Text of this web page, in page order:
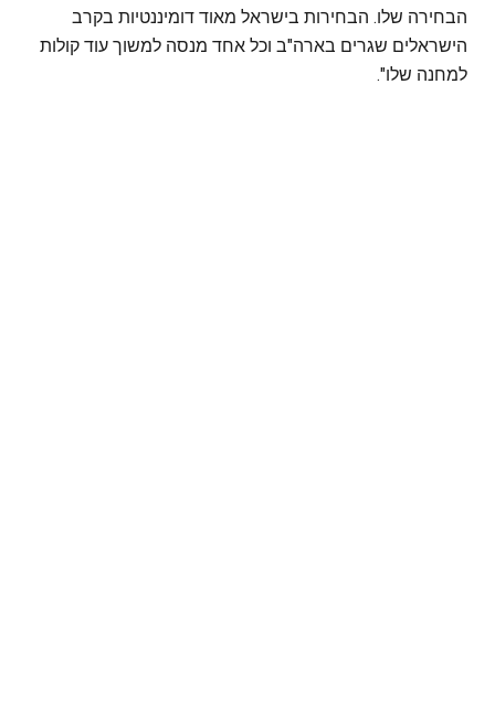
הבחירה שלו. הבחירות בישראל מאוד דומיננטיות בקרב
הישראלים שגרים בארה"ב וכל אחד מנסה למשוך עוד קולות
למחנה שלו".